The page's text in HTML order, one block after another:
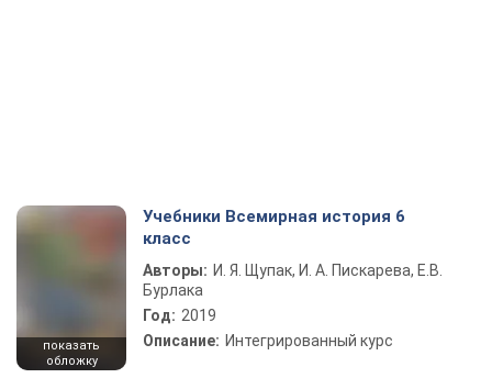
показать
обложку
Учебники Всемирная история 6
класс
Авторы: И. Я. Щупак, И. А. Пискарева, Е.В.
Бурлака
Год: 2019
Описание: Интегрированный курс